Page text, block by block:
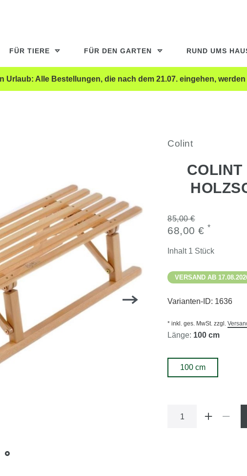
FÜR TIERE FÜR DEN GARTEN RUND UMS
Urlaub: Alle Bestellungen, die nach dem 21.07. eingehen,
Colint
85,00 €
68,00 € *
Inhalt 1 Stück
VERSAND AB
Varianten-ID: 1636
* inkl. ges. MwSt. zzgl.
Länge: 100 cm
100 cm